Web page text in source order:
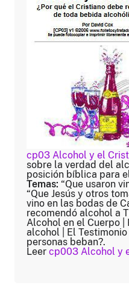
cp03 Alcohol y el
sobre la verdad del
posición bíblica para
Temas: “Que usaron
“Que Jesús y otros
vino en las bodas de
recomendó alcohol a
Alcohol en el Cuerpo |
alcohol | El
personas beban?.
Leer cp003 Alcohol y